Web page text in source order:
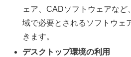
ェア、CADソフトウェアな
域で必要とされるソフトウェ
きます。
デスクトップ環境の利用